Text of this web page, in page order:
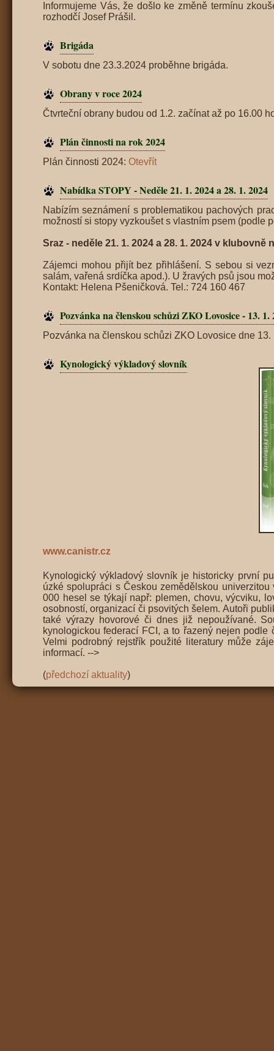
Informujeme Vás, že došlo ke změně termínu
rozhodčí Josef Prášil.
Brigáda
V sobotu dne 23.3.2024 proběhne brigáda.
Obrany v roce 2024
Čtvrteční obrany budou od 1.2. začínat až po 16.00
Plán činnosti na rok 2024
Plán činnosti 2024: Otevřít
Nabídka STOPY - Neděle 21. 1. 2024 a 28. 1. 2024
Nabízím seznámení s problematikou pachových
možností si stopy vyzkoušet s vlastním psem (podle
Sraz - neděle 21. 1. 2024 a 28. 1. 2024 v klubovně
Zájemci mohou přijít bez přihlášení. S sebou si
salám, vařená srdíčka apod.). U žravých psů jsou
Kontakt: Helena Pšeničková. Tel.: 724 160 467
Pozvánka na členskou schůzi ZKO Lovosice - 13. 1.
Pozvánka na členskou schůzi ZKO Lovosice dne
Kynologický výkladový slovník
www.canistr.cz
Kynologický výkladový slovník je historicky první
úzké spolupráci s Českou zemědělskou
000 hesel se týkají např: plemen, chovu, výcviku,
osobností, organizací či psovitých šelem. Autoři
také výrazy hovorové či dnes již nepoužívané.
kynologickou federací FCI, a to řazený nejen
Velmi podrobný rejstřík použité literatury může
informací. -->
(předchozí aktuality)